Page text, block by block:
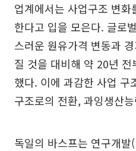
업계에서는 사업구조 변
한다고 입을 모은다. 글로
스러운 원유가격 변동과
질 것을 대비해 약 20년
했다. 이에 과감한 사업 구
구조로의 전환, 과잉생산
독일의 바스프는 연구개